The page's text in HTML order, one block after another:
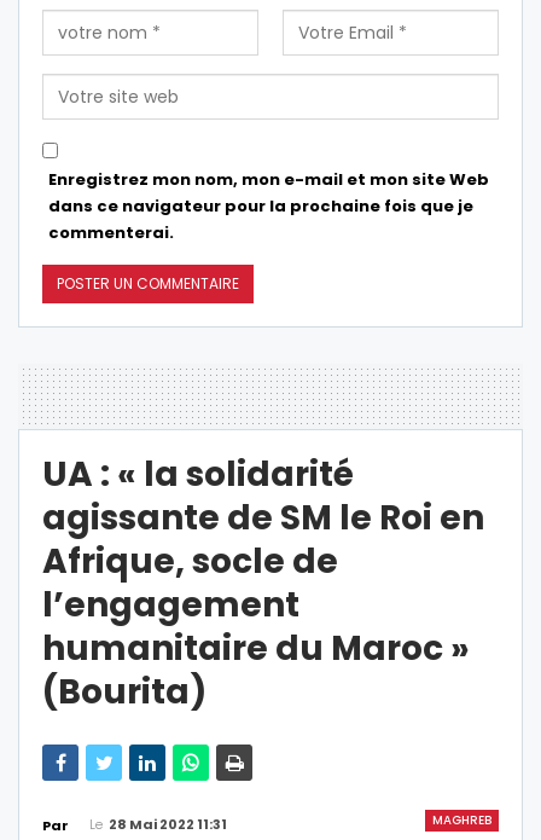
Enregistrez mon nom, mon e-mail et mon site Web
dans ce navigateur pour la prochaine fois que je
commenterai.
UA : « la solidarité
agissante de SM le Roi en
Afrique, socle de
l’engagement
humanitaire du Maroc »
(Bourita)
MAGHREB
Par Le 28 Mai 2022 11:31